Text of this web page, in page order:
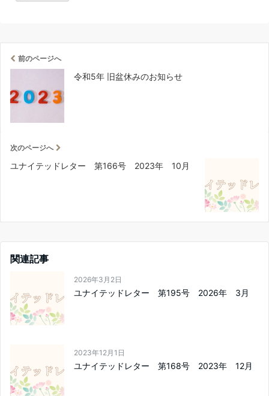
前のページへ
令和5年 旧盆休みのお知らせ
次のページへ
ユナイテッドレター 第166号 2023年 10月
関連記事
2026年3月2日
ユナイテッドレター 第195号 2026年 3月
2023年12月1日
ユナイテッドレター 第168号 2023年 12月